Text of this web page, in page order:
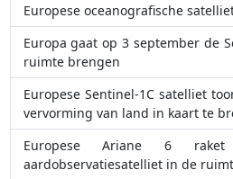
Europese oceanografische
Europa gaat op 3 september de
ruimte brengen
Europese Sentinel-1C satelliet
vervorming van land in kaart te
Europese Ariane 6 raket
aardobservatiesatelliet in de